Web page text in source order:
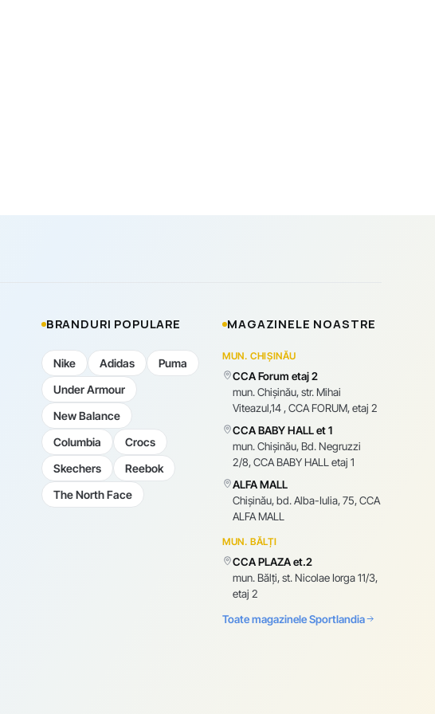
BRANDURI POPULARE
Nike Adidas
Puma
Under Armour
New Balance
Columbia
Crocs
Skechers
Reebok
The North Face
MAGAZINELE NOASTRE
MUN. CHIȘINĂU
CCA Forum etaj 2
mun. Chişinău, str. Mihai
Viteazul,14 , CCA FORUM, etaj 2
CCA BABY HALL et 1
mun. Chişinău, Bd. Negruzzi
2/8, CCA BABY HALL etaj 1
ALFA MALL
Chișinău, bd. Alba-Iulia, 75, CCA
ALFA MALL
MUN. BĂLȚI
CCA PLAZA et.2
mun. Bălți, st. Nicolae Iorga 11/3,
etaj 2
Toate magazinele Sportlandia